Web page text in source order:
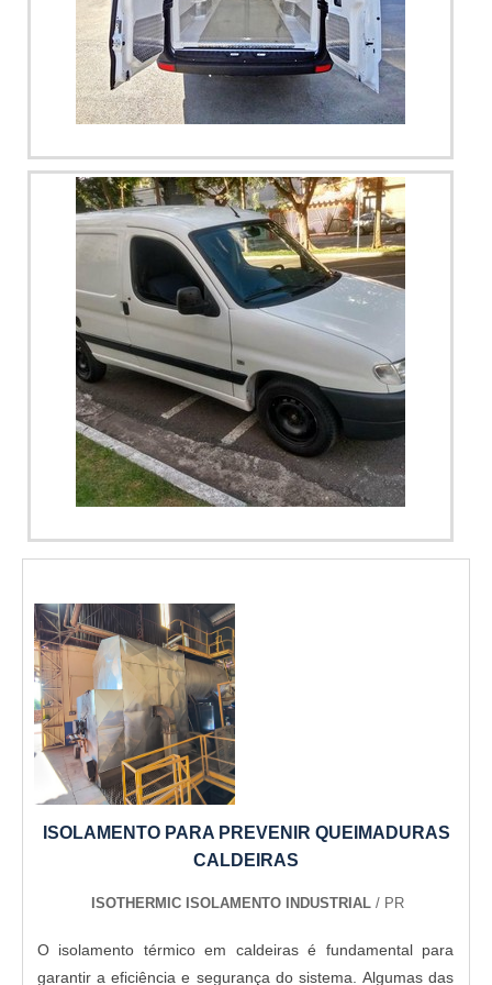
no segmento. Esse tipo de cuidado ajuda a garantir a
qualidade e durabilidade dos materiais, além de evitar
prejuízos com substituições frequentes de produtos que
não cumprem com suas funções adequadamente. Assim, é
motivos para a Térmica Montagens ter se tornado
destaque quando pensamos em uma empresa que entrega
confiança e produtos de qualidade. Alguns desses motivos
são: Atendimento personalizado; Profissionais com vasta
experiência na área de atuação; Diversas opções de
pagamento disponíveis; Comprometimento com o
resultado final; Logística planejada para entregas em curto
prazo; Preço justo. GARANTIA E ASSERTIVIDADE NO
SEGMENTONa Térmica Montagens existe o que há de
melhor em telha térmica. Líder em qualidade, a empresa
oferece uma variedade de itens como telha térmica e
painel frigorífico.É uma empresa comprometida com seus
serviços e que preza pela segurança, conquistas
conta com escritório de alta qualidade onde são realizadas
associados e profissionais qualificados, comprova sua
essência de trazer o melhor para todos os clientes....
ISOLAMENTO PARA PREVENIR QUEIMADURAS
CALDEIRAS
ISOTHERMIC ISOLAMENTO INDUSTRIAL/ PR
O isolamento térmico em caldeiras é fundamental para
garantir a eficiência e segurança do sistema. Algumas das